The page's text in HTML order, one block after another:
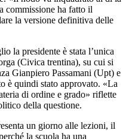
commissione ha fatto il
la versione definitiva delle
la presidente è stata l’unica
(Civica trentina), su cui si
Gianpiero Passamani (Upt) e
è quindi stato approvato. «La
di ordine e grado» riflette
della questione.
un giorno alle lezioni, il
la scuola ha una